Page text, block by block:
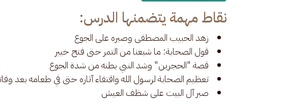
نقاط مهمة يتضمنها الدرس:
زهد الحبيب المصطفى وصبره على الجوع
قول الصحابة: ما شبعنا من التمر حتى فتح خيبر
قصة "الحجرين" وشد النبي بطنه من شدة الجوع
تعظيم الصحابة لرسول الله واقتفاء آثاره حتى في طعامه بعد
صبر آل البيت على شظف العيش